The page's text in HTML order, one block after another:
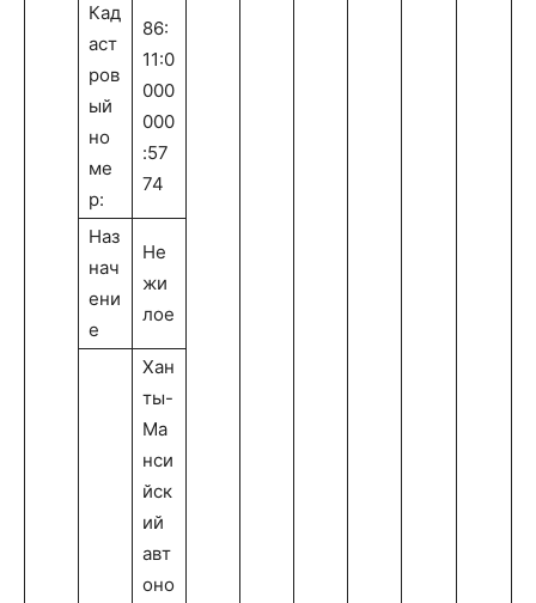
Кад
аст
ров
ый
но
ме
р:
86:
11:0
000
000
:57
74
Наз
нач
ени
е
Не
жи
лое
Хан
ты-
Ма
нси
йск
ий
авт
оно